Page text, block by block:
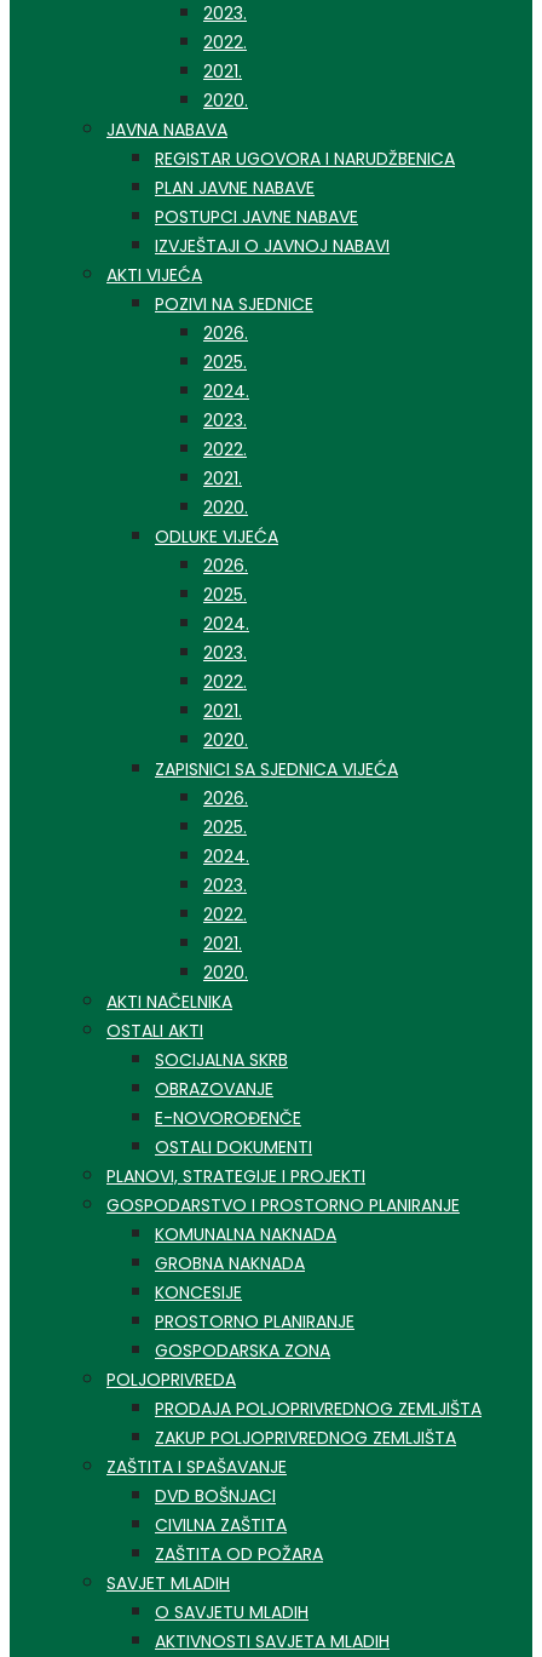
2023.
2022.
2021.
2020.
JAVNA NABAVA
REGISTAR UGOVORA I NARUDŽBENICA
PLAN JAVNE NABAVE
POSTUPCI JAVNE NABAVE
IZVJEŠTAJI O JAVNOJ NABAVI
AKTI VIJEĆA
POZIVI NA SJEDNICE
2026.
2025.
2024.
2023.
2022.
2021.
2020.
ODLUKE VIJEĆA
2026.
2025.
2024.
2023.
2022.
2021.
2020.
ZAPISNICI SA SJEDNICA VIJEĆA
2026.
2025.
2024.
2023.
2022.
2021.
2020.
AKTI NAČELNIKA
OSTALI AKTI
SOCIJALNA SKRB
OBRAZOVANJE
E-NOVOROĐENČE
OSTALI DOKUMENTI
PLANOVI, STRATEGIJE I PROJEKTI
GOSPODARSTVO I PROSTORNO PLANIRANJE
KOMUNALNA NAKNADA
GROBNA NAKNADA
KONCESIJE
PROSTORNO PLANIRANJE
GOSPODARSKA ZONA
POLJOPRIVREDA
PRODAJA POLJOPRIVREDNOG ZEMLJIŠTA
ZAKUP POLJOPRIVREDNOG ZEMLJIŠTA
ZAŠTITA I SPAŠAVANJE
DVD BOŠNJACI
CIVILNA ZAŠTITA
ZAŠTITA OD POŽARA
SAVJET MLADIH
O SAVJETU MLADIH
AKTIVNOSTI SAVJETA MLADIH